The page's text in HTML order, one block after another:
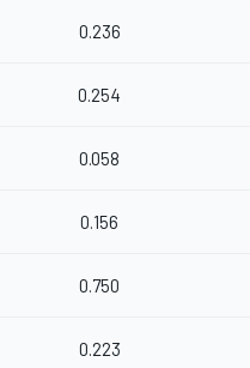
0.236
0.254
0.058
0.156
0.750
0.223